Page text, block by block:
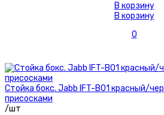
В корзину
В корзину
0
Стойка бокс. Jabb IFT-B01 красный/
присосками
/шт